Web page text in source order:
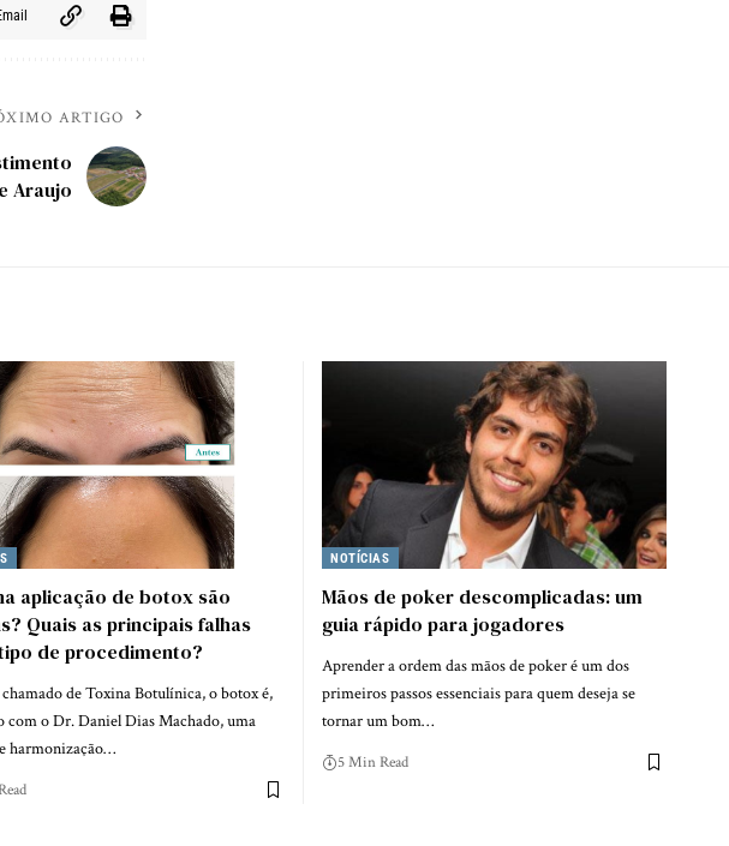
ARTIGO
Araujo
aplicação de botox são
Quais as principais falhas
de procedimento?
de Toxina Botulínica, o botox é,
com o Dr. Daniel Dias Machado, uma
harmonização…
NOTÍCIAS
Mãos de poker descomplicadas: um
guia rápido para jogadores
Aprender a ordem das mãos de poker é um dos
primeiros passos essenciais para quem deseja se
tornar um bom…
5 Min Read